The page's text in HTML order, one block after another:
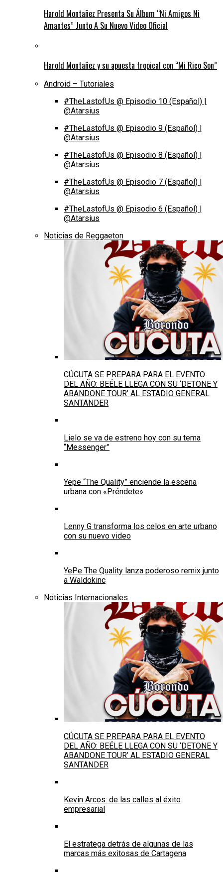
Harold Montañez Presenta Su Álbum “Ni Amigos Ni
Amantes” Junto A Su Nuevo Video Oficial
Harold Montañez y su apuesta tropical con “Mi Rico Son”
Android – Tutoriales
#TheLastofUs @ Episodio 10 (Español) |
@Atarsius
#TheLastofUs @ Episodio 9 (Español) |
@Atarsius
#TheLastofUs @ Episodio 8 (Español) |
@Atarsius
#TheLastofUs @ Episodio 7 (Español) |
@Atarsius
#TheLastofUs @ Episodio 6 (Español) |
@Atarsius
Noticias de Reggaeton
CÚCUTA SE PREPARA PARA EL EVENTO
DEL AÑO: BEÉLE LLEGA CON SU ‘DETONE Y
ABANDONE TOUR’ AL ESTADIO GENERAL
SANTANDER
Lielo se va de estreno hoy con su tema
“Messenger”
Yepe “The Quality” enciende la escena
urbana con «Préndete»
Lenny G transforma los celos en arte urbano
con su nuevo video
YePe The Quality lanza poderoso remix junto
a Waldokinc
Noticias Internacionales
CÚCUTA SE PREPARA PARA EL EVENTO
DEL AÑO: BEÉLE LLEGA CON SU ‘DETONE Y
ABANDONE TOUR’ AL ESTADIO GENERAL
SANTANDER
Kevin Arcos: de las calles al éxito
empresarial
El estratega detrás de algunas de las
marcas más exitosas de Cartagena